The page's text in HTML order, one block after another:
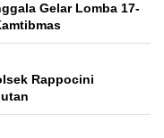
Gelar Lomba 17-
Rappocini